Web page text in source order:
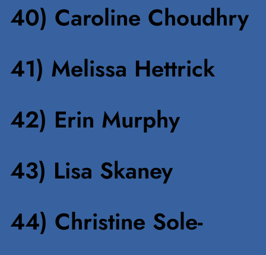
40) Caroline Choudhry
41) Melissa Hettrick
42) Erin Murphy
43) Lisa Skaney
44) Christine Sole-